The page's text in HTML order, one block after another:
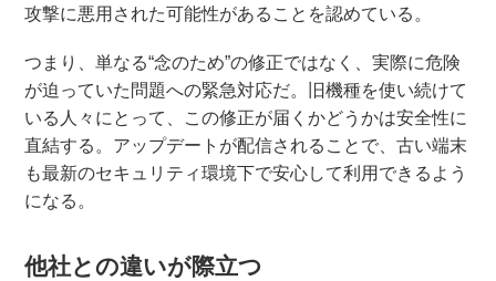
攻撃に悪用された可能性があることを認めている。
つまり、単なる“念のため”の修正ではなく、実際に危険
が迫っていた問題への緊急対応だ。旧機種を使い続けて
いる人々にとって、この修正が届くかどうかは安全性に
直結する。アップデートが配信されることで、古い端末
も最新のセキュリティ環境下で安心して利用できるよう
になる。
他社との違いが際立つ